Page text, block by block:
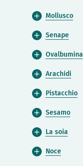
Mollusco
Senape
Ovalbumina
Arachidi
Pistacchio
Sesamo
La soia
Noce